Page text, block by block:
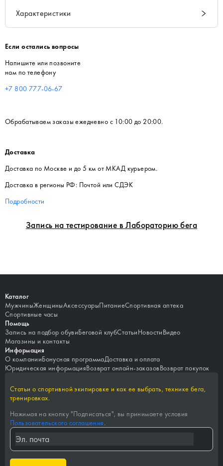
Запись на тестирование в Лабораторию бега
Характеристики
Если остались вопросы
Напишите или позвоните
нам по телефону
+7 800 777-06-67
Обрабатываем заказы ежедневно с 10:00 до 20:00.
Доставка
Доставка по Москве и до 5 км от МКАД курьером.
Доставка в регионы РФ: Почтой или СДЭК
Подробности
Каталог
МужчиныЖенщиныАксессуарыПитаниеСпортивная аптека
Спортивные часы
Помощь
Запись на подбор обувиБеговой клубСтатьиНовостиВидео
Магазины и контакты
Информация
О компанииБонусная программаДоставка и оплата
Юридическая информацияВозврат онлайн-заказовВозврат покупок
Статьи о спортивной экипировке и как ее выбрать, технике бега,
тренировках.
Нажимая на кнопку "Подписаться", вы принимаете условия
Пользовательского соглашения.